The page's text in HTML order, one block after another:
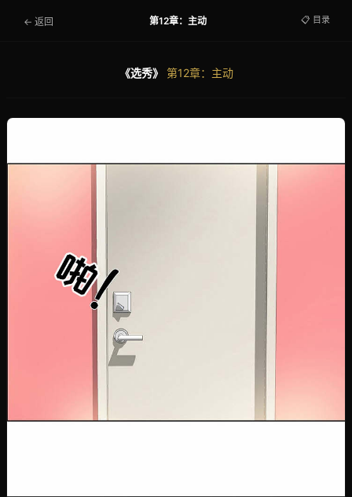
← 返回 第12章：主动 📋 目录
《选秀》 第12章：主动